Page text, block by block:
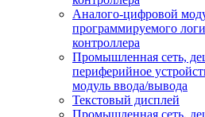
Аналого-цифровой
программируемого
контроллера
Промышленная сеть,
периферийное
модуль ввода/вывода
Текстовый дисплей
Промышленная сеть,